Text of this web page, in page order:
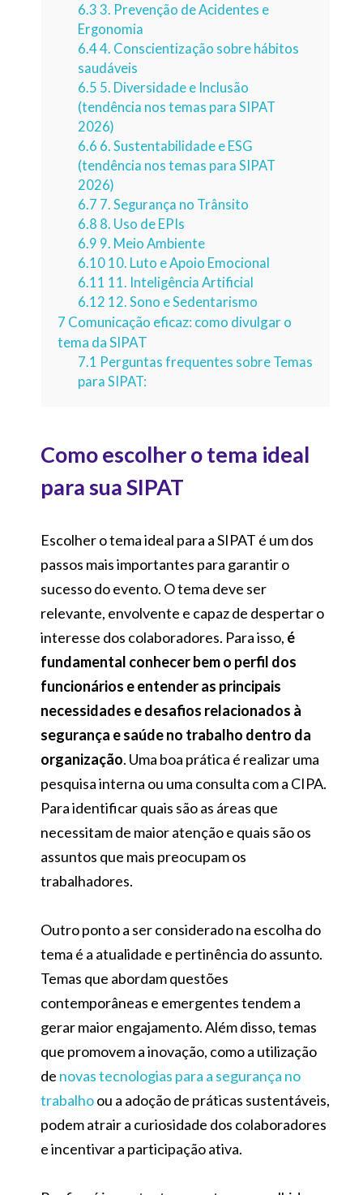
6.3 3. Prevenção de Acidentes e
Ergonomia
6.44. Conscientização sobre hábitos
saudáveis
6.5 5. Diversidade e Inclusão
(tendência nos temas para SIPAT
2026)
6.6 6. Sustentabilidade e ESG
(tendência nos temas para SIPAT
2026)
6.7 7. Segurança no Trânsito
6.8 8. Uso de EPIs
6.9 9. Meio Ambiente
6.1010. Luto e Apoio Emocional
6.11 11. Inteligência Artificial
6.12 12. Sono e Sedentarismo
7 Comunicação eficaz: como divulgar o
tema da SIPAT
7.1 Perguntas frequentes sobre Temas
para SIPAT:
Como escolher o tema ideal
para sua SIPAT
Escolher o tema ideal para a SIPAT é um dos
passos mais importantes para garantir o
sucesso do evento. O tema deve ser
relevante, envolvente e capaz de despertar o
interesse dos colaboradores. Para isso, é
fundamental conhecer bem o perfil dos
funcionários e entender as principais
necessidades e desafios relacionados à
segurança e saúde no trabalho dentro da
organização. Uma boa prática é realizar uma
pesquisa interna ou uma consulta com a CIPA.
Para identificar quais são as áreas que
necessitam de maior atenção e quais são os
assuntos que mais preocupam os
trabalhadores.
Outro ponto a ser considerado na escolha do
tema é a atualidade e pertinência do assunto.
Temas que abordam questões
contemporâneas e emergentes tendem a
gerar maior engajamento. Além disso, temas
que promovem a inovação, como a utilização
de novas tecnologias para a segurança no
trabalhoou a adoção de práticas sustentáveis,
podem atrair a curiosidade dos colaboradores
e incentivar a participação ativa.